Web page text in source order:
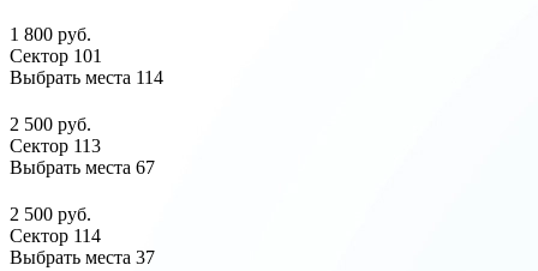
1 800 руб.
Сектор 101
Выбрать места 114
2 500 руб.
Сектор 113
Выбрать места 67
2 500 руб.
Сектор 114
Выбрать места 37